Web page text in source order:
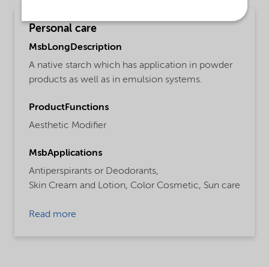
Personal care
MsbLongDescription
A native starch which has application in powder
products as well as in emulsion systems.
ProductFunctions
Aesthetic Modifier
MsbApplications
Antiperspirants or Deodorants,
Skin Cream and Lotion, Color Cosmetic, Sun care
Read more